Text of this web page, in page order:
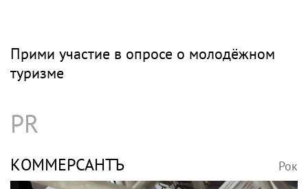
Прими участие в опросе о молодёжном
туризме
PR
КОММЕРСАНТЪ Рок